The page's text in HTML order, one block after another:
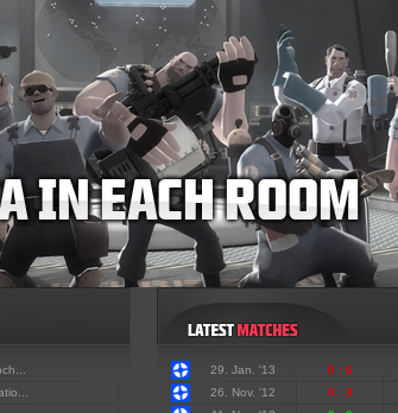
29. Jan. '13 0 : 6
26. Nov. '12
0 : 3